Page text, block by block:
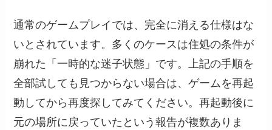
通常のゲームプレイでは、完全に消える仕様はな
いとされています。多くのケースは住処の条件が
崩れた「一時的な迷子状態」です。上記の手順を
全部試しても見つからない場合は、ゲームを再起
動してから再度探してみてください。再起動後に
元の場所に戻っていたという報告が複数ありま